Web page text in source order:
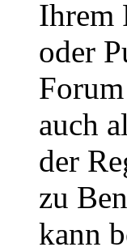
Ihrem
oder
auch
der
zu
kann